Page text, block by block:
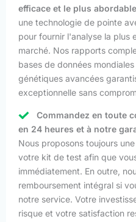
efficace et le plus
une technologie de pointe
pour fournir l'analyse la plus
marché. Nos rapports
bases de données
génétiques avancées
exceptionnelle sans
Commandez en toute
en 24 heures et à notre
Nous proposons toujours
votre kit de test afin que
immédiatement. En outre,
remboursement intégral si
notre service. Votre
risque et votre satisfaction